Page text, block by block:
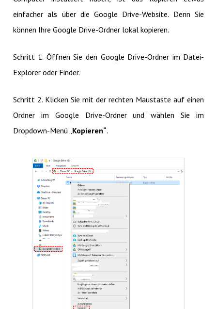
einfacher als über die Google Drive-Website. Denn Sie
können Ihre Google Drive-Ordner lokal kopieren.
Schritt 1. Öffnen Sie den Google Drive-Ordner im Datei-
Explorer oder Finder.
Schritt 2. Klicken Sie mit der rechten Maustaste auf einen
Ordner im Google Drive-Ordner und wählen Sie im
Dropdown-Menü „Kopieren“.